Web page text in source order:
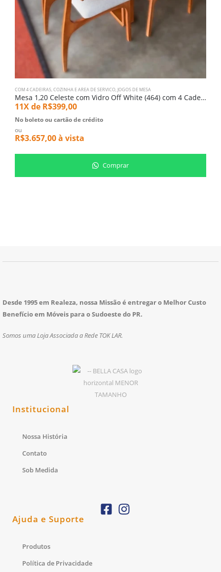
COM 4 CADEIRAS,COZINHA E AREA DE SERVICO, JOGOS DE MESA
Mesa 1,20 Celeste com Vidro Off White (464) com 4 Cadeiras Romana com Tela (3788)
11X de R$399,00
No boleto ou cartão de crédito
ou
R$3.657,00à vista
Comprar
Desde 1995 em Realeza, nossa Missão é entregar o Melhor Custo
Benefício em Móveis para o Sudoeste do PR.
Somos uma Loja Associada a Rede TOK LAR.
Institucional
Nossa História
Contato
Sob Medida
Ajuda e Suporte
Produtos
Política de Privacidade